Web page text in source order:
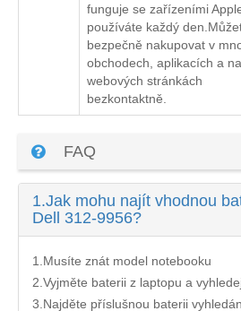
funguje se zařízeními
používáte každý
bezpečně nakupovat v
obchodech, aplikacích a na
webových stránkách
bezkontaktně.
FAQ
1.Jak mohu najít vhodnou
Dell 312-9956?
1.Musíte znát model notebooku
2.Vyjměte baterii z laptopu a
3.Najděte příslušnou baterii